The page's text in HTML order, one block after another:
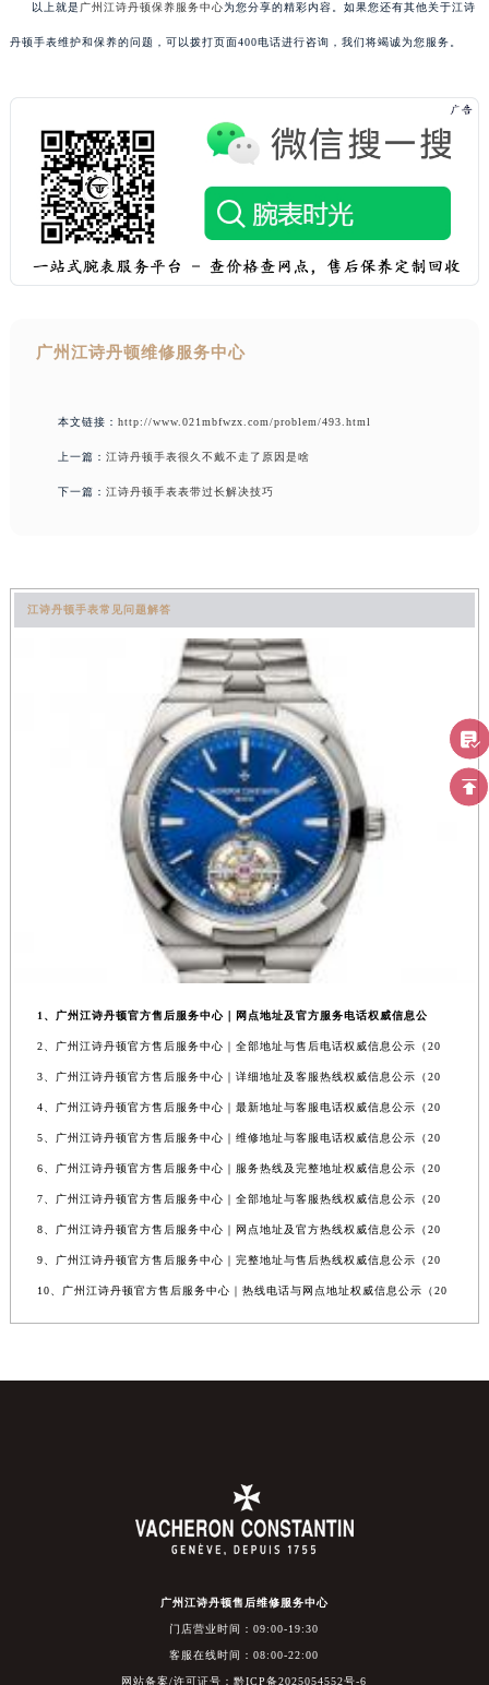
以上就是 广州江诗丹顿保养服务中心为您分享的精彩内容。如果您还有其他关于江诗
丹顿手表维护和保养的问题，可以拨打页面400电话进行咨询，我们将竭诚为您服务。
广州江诗丹顿维修服务中心
本文链接： http://www.021mbfwzx.com/problem/493.html
上一篇： 江诗丹顿手表很久不戴不走了原因是啥
下一篇： 江诗丹顿手表表带过长解决技巧
江诗丹顿手表常见问题解答
1、广州江诗丹顿官方售后服务中心｜网点地址及官方服务电话权威信息公
2、广州江诗丹顿官方售后服务中心｜全部地址与售后电话权威信息公示（20
3、广州江诗丹顿官方售后服务中心｜详细地址及客服热线权威信息公示（20
4、广州江诗丹顿官方售后服务中心｜最新地址与客服电话权威信息公示（20
5、广州江诗丹顿官方售后服务中心｜维修地址与客服电话权威信息公示（20
6、广州江诗丹顿官方售后服务中心｜服务热线及完整地址权威信息公示（20
7、广州江诗丹顿官方售后服务中心｜全部地址与客服热线权威信息公示（20
8、广州江诗丹顿官方售后服务中心｜网点地址及官方热线权威信息公示（20
9、广州江诗丹顿官方售后服务中心｜完整地址与售后热线权威信息公示（20
10、广州江诗丹顿官方售后服务中心｜热线电话与网点地址权威信息公示（20
广州江诗丹顿售后维修服务中心
门店营业时间：09:00-19:30
客服在线时间：08:00-22:00
网站备案/许可证号：黔ICP备2025054552号-6